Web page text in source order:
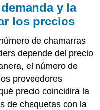
y la
los precios
de chamarras
depende del precio
el número de
proveedores
precio coincidirá la
de chaquetas con la